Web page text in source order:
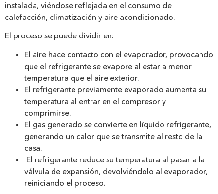
instalada, viéndose reflejada en el consumo de
calefacción, climatización y aire acondicionado.
El proceso se puede dividir en:
El aire hace contacto con el evaporador, provocando
que el refrigerante se evapore al estar a menor
temperatura que el aire exterior.
El refrigerante previamente evaporado aumenta su
temperatura al entrar en el compresor y
comprimirse.
El gas generado se convierte en líquido refrigerante,
generando un calor que se transmite al resto de la
casa.
El refrigerante reduce su temperatura al pasar a la
válvula de expansión, devolviéndolo al evaporador,
reiniciando el proceso.